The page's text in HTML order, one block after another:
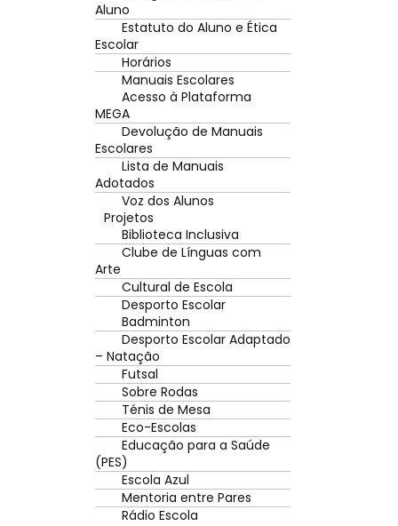
Aluno
Estatuto do Aluno e Ética
Escolar
Horários
Manuais Escolares
Acesso à Plataforma
MEGA
Devolução de Manuais
Escolares
Lista de Manuais
Adotados
Voz dos Alunos
Projetos
Biblioteca Inclusiva
Clube de Línguas com
Arte
Cultural de Escola
Desporto Escolar
Badminton
Desporto Escolar Adaptado
– Natação
Futsal
Sobre Rodas
Ténis de Mesa
Eco-Escolas
Educação para a Saúde
(PES)
Escola Azul
Mentoria entre Pares
Rádio Escola